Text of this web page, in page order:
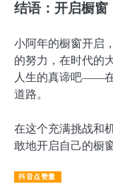
结语：开启橱窗
小阿年的橱窗开启
的努力，在时代的
人生的真谛吧——
道路。
在这个充满挑战和
敢地开启自己的橱
抖音点赞量